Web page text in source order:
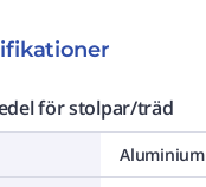
för stolpar/träd
Aluminium